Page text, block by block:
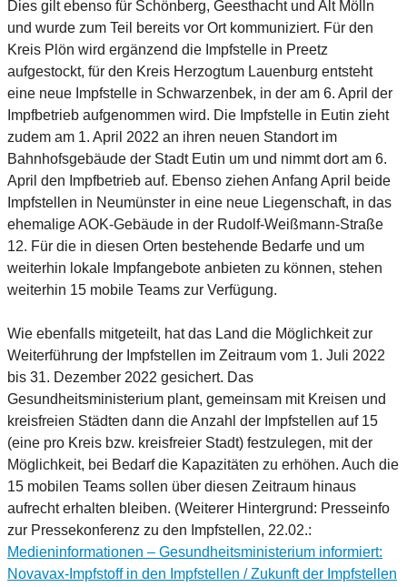
Dies gilt ebenso für Schönberg, Geesthacht und Alt Mölln
und wurde zum Teil bereits vor Ort kommuniziert. Für den
Kreis Plön wird ergänzend die Impfstelle in Preetz
aufgestockt, für den Kreis Herzogtum Lauenburg entsteht
eine neue Impfstelle in Schwarzenbek, in der am 6. April der
Impfbetrieb aufgenommen wird. Die Impfstelle in Eutin zieht
zudem am 1. April 2022 an ihren neuen Standort im
Bahnhofsgebäude der Stadt Eutin um und nimmt dort am 6.
April den Impfbetrieb auf. Ebenso ziehen Anfang April beide
Impfstellen in Neumünster in eine neue Liegenschaft, in das
ehemalige AOK-Gebäude in der Rudolf-Weißmann-Straße
12. Für die in diesen Orten bestehende Bedarfe und um
weiterhin lokale Impfangebote anbieten zu können, stehen
weiterhin 15 mobile Teams zur Verfügung.
Wie ebenfalls mitgeteilt, hat das Land die Möglichkeit zur
Weiterführung der Impfstellen im Zeitraum vom 1. Juli 2022
bis 31. Dezember 2022 gesichert. Das
Gesundheitsministerium plant, gemeinsam mit Kreisen und
kreisfreien Städten dann die Anzahl der Impfstellen auf 15
(eine pro Kreis bzw. kreisfreier Stadt) festzulegen, mit der
Möglichkeit, bei Bedarf die Kapazitäten zu erhöhen. Auch die
15 mobilen Teams sollen über diesen Zeitraum hinaus
aufrecht erhalten bleiben. (Weiterer Hintergrund: Presseinfo
zur Pressekonferenz zu den Impfstellen, 22.02.:
Medieninformationen – Gesundheitsministerium informiert:
Novavax-Impfstoff in den Impfstellen / Zukunft der Impfstellen